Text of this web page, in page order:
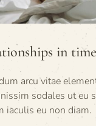
in
arcu vitae
sodales ut eu
iaculis eu non diam.